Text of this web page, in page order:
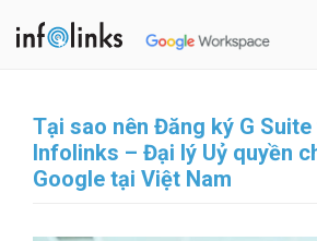
Tại sao nên Đăng ký G
Infolinks – Đại lý Uỷ quyền
Google tại Việt Nam